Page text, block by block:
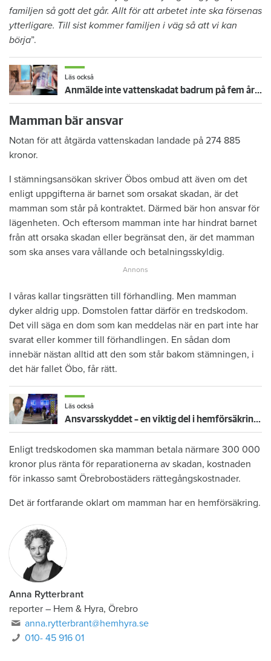
familjen så gott det går. Allt för att arbetet inte ska försenas
ytterligare. Till sist kommer familjen i väg så att vi kan
börja”.
Läs också
Anmälde inte vattenskadat badrum på fem år – krävs på 125 000 kronor
Mamman bär ansvar
Notan för att åtgärda vattenskadan landade på 274 885
kronor.
I stämningsansökan skriver Öbos ombud att även om det
enligt uppgifterna är barnet som orsakat skadan, är det
mamman som står på kontraktet. Därmed bär hon ansvar för
lägenheten. Och eftersom mamman inte har hindrat barnet
från att orsaka skadan eller begränsat den, är det mamman
som ska anses vara vållande och betalningsskyldig.
I våras kallar tingsrätten till förhandling. Men mamman
dyker aldrig upp. Domstolen fattar därför en tredskodom.
Det vill säga en dom som kan meddelas när en part inte har
svarat eller kommer till förhandlingen. En sådan dom
innebär nästan alltid att den som står bakom stämningen, i
det här fallet Öbo, får rätt.
Läs också
Ansvarsskyddet – en viktig del i hemförsäkringen
Enligt tredskodomen ska mamman betala närmare 300 000
kronor plus ränta för reparationerna av skadan, kostnaden
för inkasso samt Örebrobostäders rättegångskostnader.
Det är fortfarande oklart om mamman har en hemförsäkring.
Anna Rytterbrant
reporter – Hem & Hyra, Örebro
anna.rytterbrant@hemhyra.se
010- 45 916 01